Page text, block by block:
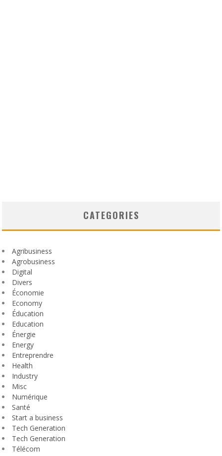
CATEGORIES
Agribusiness
Agrobusiness
Digital
Divers
Économie
Economy
Éducation
Education
Énergie
Energy
Entreprendre
Health
Industry
Misc
Numérique
Santé
Start a business
Tech Generation
Tech Generation
Télécom